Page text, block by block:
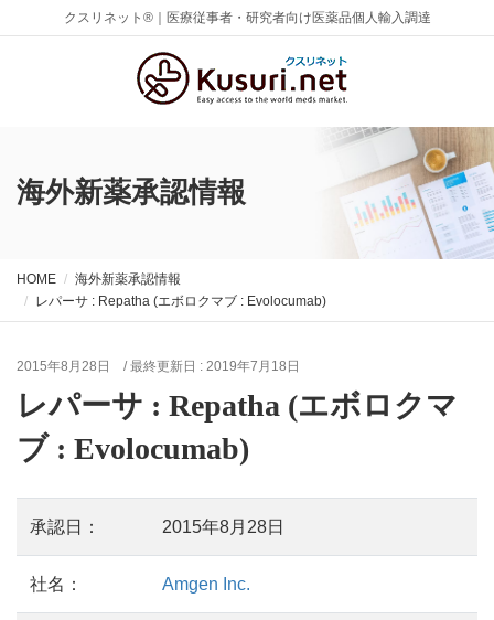
クスリネット®｜医療従事者・研究者向け医薬品個人輸入調達
海外新薬承認情報
HOME
海外新薬承認情報
レパーサ : Repatha (エボロクマブ : Evolocumab)
2015年8月28日 / 最終更新日 : 2019年7月18日
レパーサ : Repatha (エボロクマ
ブ : Evolocumab)
承認日： 2015年8月28日
社名： Amgen Inc.